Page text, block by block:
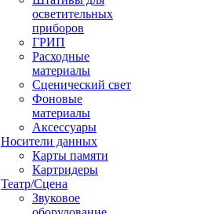
осветительных
приборов
ГРИП
Расходные
материалы
Сценический свет
Фоновые
материалы
Аксессуары
Носители данных
Карты памяти
Картридеры
Театр/Сцена
Звуковое